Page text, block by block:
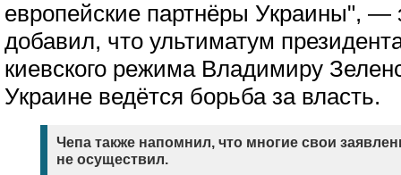
европейские партнёры Украины", —
добавил, что ультиматум
киевского режима Владимиру
Украине ведётся борьба за власть.
Чепа также напомнил, что многие свои
не осуществил.